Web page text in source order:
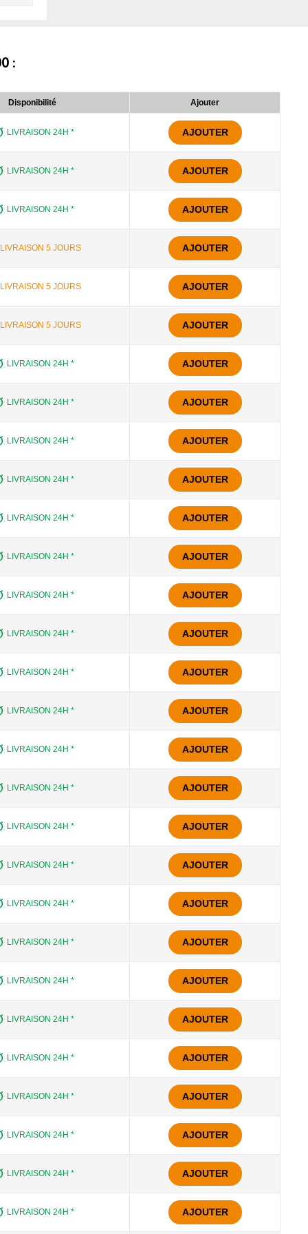
:
Disponibilité Ajouter
LIVRAISON 24H * AJOUTER
LIVRAISON 24H * AJOUTER
LIVRAISON 24H * AJOUTER
LIVRAISON 5 JOURS AJOUTER
LIVRAISON 5 JOURS AJOUTER
LIVRAISON 5 JOURS AJOUTER
LIVRAISON 24H * AJOUTER
LIVRAISON 24H * AJOUTER
LIVRAISON 24H * AJOUTER
LIVRAISON 24H * AJOUTER
LIVRAISON 24H * AJOUTER
LIVRAISON 24H * AJOUTER
LIVRAISON 24H * AJOUTER
LIVRAISON 24H * AJOUTER
LIVRAISON 24H * AJOUTER
LIVRAISON 24H * AJOUTER
LIVRAISON 24H * AJOUTER
LIVRAISON 24H * AJOUTER
LIVRAISON 24H * AJOUTER
LIVRAISON 24H * AJOUTER
LIVRAISON 24H * AJOUTER
LIVRAISON 24H * AJOUTER
LIVRAISON 24H * AJOUTER
LIVRAISON 24H * AJOUTER
LIVRAISON 24H * AJOUTER
LIVRAISON 24H * AJOUTER
LIVRAISON 24H * AJOUTER
LIVRAISON 24H * AJOUTER
LIVRAISON 24H * AJOUTER